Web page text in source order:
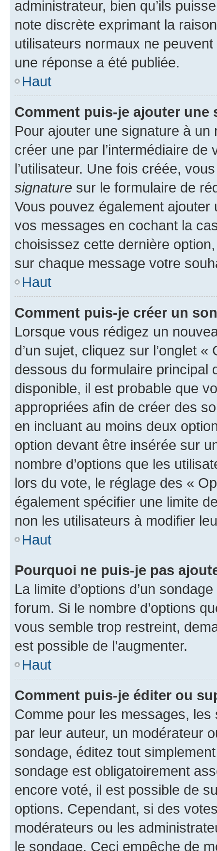
administrateur, bien qu’ils
note discrète exprimant la
utilisateurs normaux ne
une réponse a été publiée.
Haut
Comment puis-je ajouter une
Pour ajouter une signature à un
créer une par l’intermédiaire
l’utilisateur. Une fois créée,
signature sur le formulaire de
Vous pouvez également
vos messages en cochant la
choisissez cette dernière
sur chaque message votre
Haut
Comment puis-je créer un
Lorsque vous rédigez un
d’un sujet, cliquez sur l’onglet
dessous du formulaire principal
disponible, il est probable que
appropriées afin de créer des
en incluant au moins deux
option devant être insérée sur
nombre d’options que les
lors du vote, le réglage des «
également spécifier une limite
non les utilisateurs à modifier
Haut
Pourquoi ne puis-je pas
La limite d’options d’un
forum. Si le nombre d’options
vous semble trop restreint,
est possible de l’augmenter.
Haut
Comment puis-je éditer ou
Comme pour les messages,
par leur auteur, un modérateur
sondage, éditez tout
sondage est obligatoirement
encore voté, il est possible de
options. Cependant, si des
modérateurs ou les
le sondage. Ceci empêche de